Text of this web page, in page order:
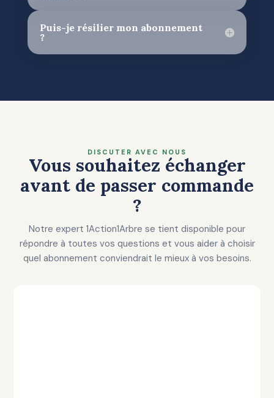
Puis-je résilier mon abonnement
?
DISCUTER AVEC NOUS
Vous souhaitez échanger
avant de passer commande
?
Notre expert 1Action1Arbre se tient disponible pour
répondre à toutes vos questions et vous aider à choisir
quel abonnement conviendrait le mieux à vos besoins.